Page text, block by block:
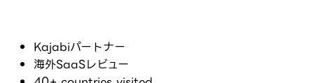
Kajabiパートナー
海外SaaSレビュー